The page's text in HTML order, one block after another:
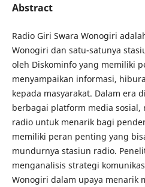
Abstract
Radio Giri Swara Wonogiri
Wonogiri dan satu-satunya
oleh Diskominfo yang memiliki
menyampaikan informasi,
kepada masyarakat. Dalam era
berbagai platform media
radio untuk menarik bagi
memiliki peran penting yang
mundurnya stasiun radio.
menganalisis strategi
Wonogiri dalam upaya menarik